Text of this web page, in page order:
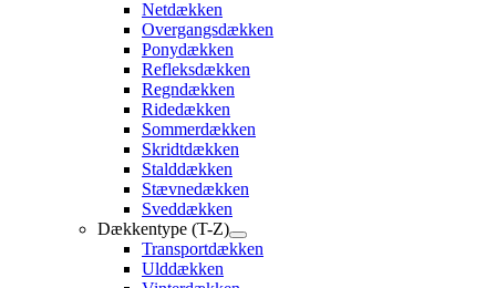
Netdækken
Overgangsdækken
Ponydækken
Refleksdækken
Regndækken
Ridedækken
Sommerdækken
Skridtdækken
Stalddækken
Stævnedækken
Sveddækken
Dækkentype (T-Z)
Transportdækken
Ulddækken